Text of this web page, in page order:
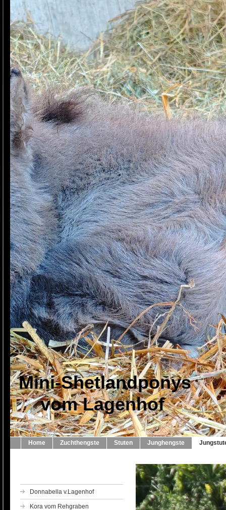
Mini-Shetlandponys
vom Lagenhof
Home Zuchthengste Stuten Junghengste
Donnabella v.Lagenhof
Kora vom Rehgraben